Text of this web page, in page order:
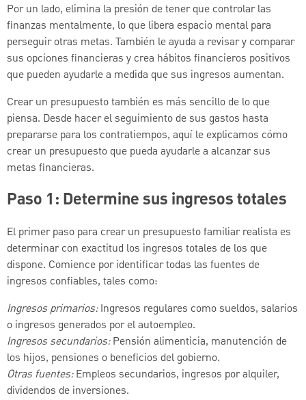
Por un lado, elimina la presión de tener que controlar las
finanzas mentalmente, lo que libera espacio mental para
perseguir otras metas. También le ayuda a revisar y comparar
sus opciones financieras y crea hábitos financieros positivos
que pueden ayudarle a medida que sus ingresos aumentan.
Crear un presupuesto también es más sencillo de lo que
piensa. Desde hacer el seguimiento de sus gastos hasta
prepararse para los contratiempos, aquí le explicamos cómo
crear un presupuesto que pueda ayudarle a alcanzar sus
metas financieras.
Paso 1: Determine sus ingresos totales
El primer paso para crear un presupuesto familiar realista es
determinar con exactitud los ingresos totales de los que
dispone. Comience por identificar todas las fuentes de
ingresos confiables, tales como:
Ingresos primarios:Ingresos regulares como sueldos, salarios
o ingresos generados por el autoempleo.
Ingresos secundarios:Pensión alimenticia, manutención de
los hijos, pensiones o beneficios del gobierno.
Otras fuentes:Empleos secundarios, ingresos por alquiler,
dividendos de inversiones.